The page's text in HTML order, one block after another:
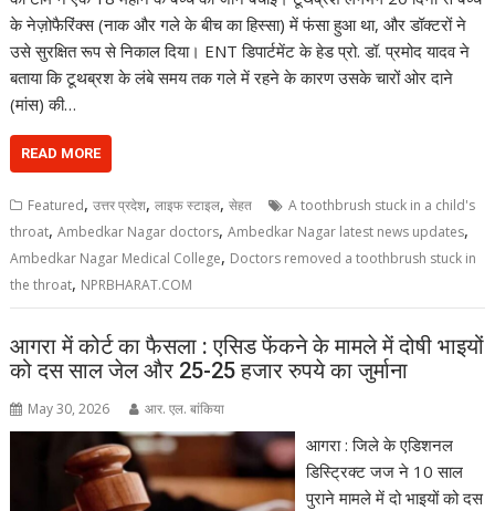
के नेज़ोफैरिंक्स (नाक और गले के बीच का हिस्सा) में फंसा हुआ था, और डॉक्टरों ने
उसे सुरक्षित रूप से निकाल दिया। ENT डिपार्टमेंट के हेड प्रो. डॉ. प्रमोद यादव ने
बताया कि टूथब्रश के लंबे समय तक गले में रहने के कारण उसके चारों ओर दाने
(मांस) की…
READ MORE
Featured,उत्तर प्रदेश,लाइफ स्टाइल,सेहत
A toothbrush stuck in a child's
throat,Ambedkar Nagar doctors,Ambedkar Nagar latest news updates,
Ambedkar Nagar Medical College, Doctors removed a toothbrush stuck in
the throat, NPRBHARAT.COM
आगरा में कोर्ट का फैसला : एसिड फेंकने के मामले में दोषी भाइयों
को दस साल जेल और 25-25 हजार रुपये का जुर्माना
May 30, 2026 आर. एल. बांकिया
आगरा : जिले के एडिशनल
डिस्ट्रिक्ट जज ने 10 साल
पुराने मामले में दो भाइयों को दस